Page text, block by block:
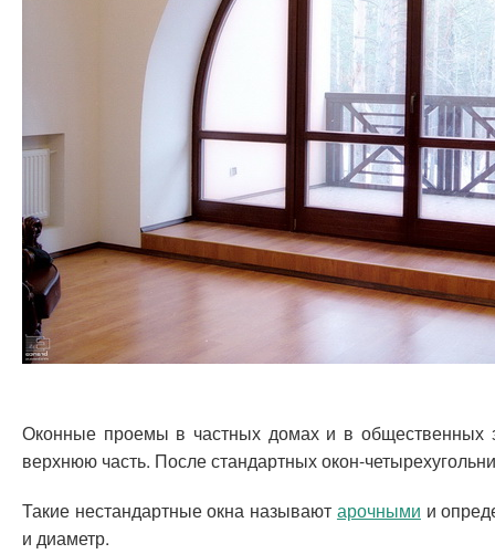
Оконные проемы в частных домах и в общественных
верхнюю часть. После стандартных окон-
Такие нестандартные окна называют арочными и
и диаметр.